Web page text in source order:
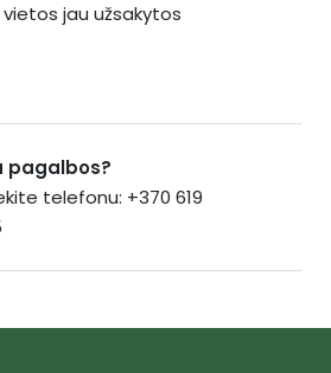
jau užsakytos
pagalbos?
telefonu: +370 619